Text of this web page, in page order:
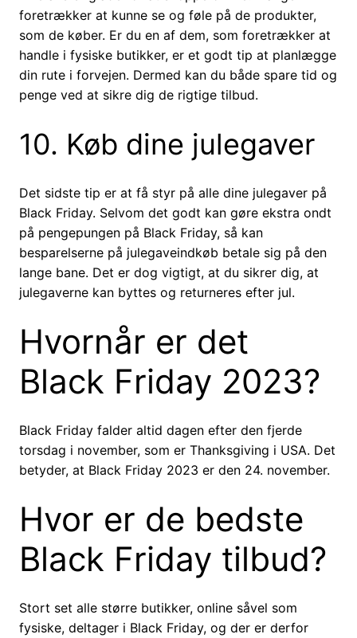
foretrækker at kunne se og føle på de produkter,
som de køber. Er du en af dem, som foretrækker at
handle i fysiske butikker, er et godt tip at planlægge
din rute i forvejen. Dermed kan du både spare tid og
penge ved at sikre dig de rigtige tilbud.
10. Køb dine julegaver
Det sidste tip er at få styr på alle dine julegaver på
Black Friday. Selvom det godt kan gøre ekstra ondt
på pengepungen på Black Friday, så kan
besparelserne på julegaveindkøb betale sig på den
lange bane. Det er dog vigtigt, at du sikrer dig, at
julegaverne kan byttes og returneres efter jul.
Hvornår er det
Black Friday 2023?
Black Friday falder altid dagen efter den fjerde
torsdag i november, som er Thanksgiving i USA. Det
betyder, at Black Friday 2023 er den 24. november.
Hvor er de bedste
Black Friday tilbud?
Stort set alle større butikker, online såvel som
fysiske, deltager i Black Friday, og der er derfor